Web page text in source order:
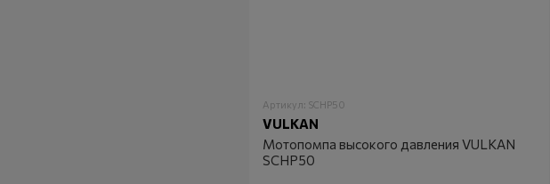
Артикул: SCHP50
VULKAN
Мотопомпа высокого давления VULKAN
SCHP50